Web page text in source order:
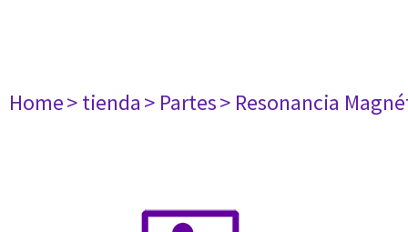
Home> tienda> Partes> Resonancia